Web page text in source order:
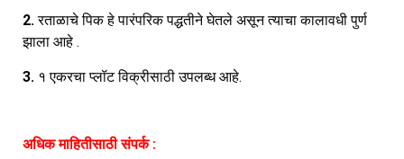
2.रताळाचे पिक हे पारंपरिक पद्धतीने घेतले असून त्याचा कालावधी पुर्ण
झाला आहे .
3. १ एकरचा प्लॉट विक्रीसाठी उपलब्ध आहे.
अधिक माहितीसाठी संपर्क :